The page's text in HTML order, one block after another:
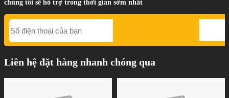
chúng tôi sẽ hỗ trợ trong thời gian sớm nhất
Liên hệ đặt hàng nhanh chóng qua